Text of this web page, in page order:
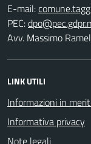
E-mail:
PEC:
Avv. Massimo
LINK UTILI
Informazioni in
Informativa privacy
Note legali